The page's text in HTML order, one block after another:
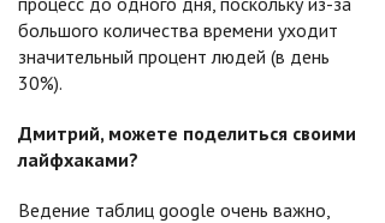
большого количества времени уходит
значительный процент людей (в день
30%).
Дмитрий, можете поделиться своими
лайфхаками?
Ведение таблиц google очень важно,